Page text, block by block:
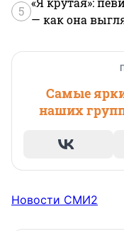
5
— как она
Самые
наших
Новости СМИ2